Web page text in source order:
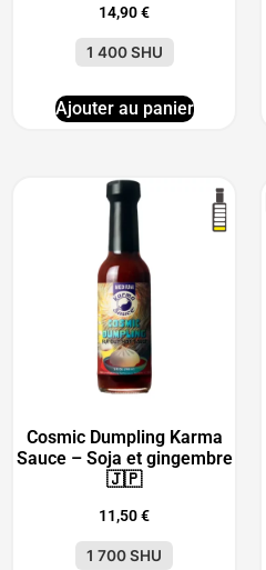
14,90€
1 400 SHU
Ajouter au panier
Cosmic Dumpling Karma
Sauce – Soja et gingembre
🇯🇵
11,50€
1 700 SHU